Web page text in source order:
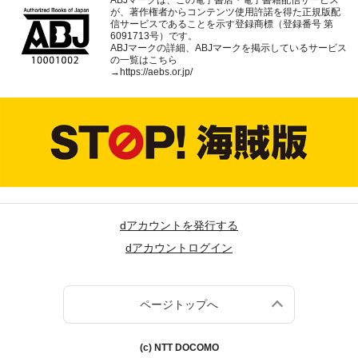
が、著作権者からコンテンツ使用許諾を得た正規版配
信サービスであることを示す登録商標（登録番号 第
6091713号）です。
ABJマークの詳細、ABJマークを掲示しているサービス
の一覧はこちら
→https://aebs.or.jp/
dアカウントを発行する
dアカウントログイン
ページトップへ
(c) NTT DOCOMO